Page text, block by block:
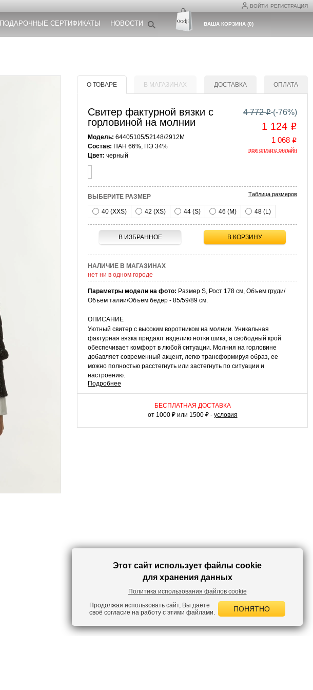
ВОЙТИ РЕГИСТРАЦИЯ
ПОДАРОЧНЫЕ СЕРТИФИКАТЫ НОВОСТИ ВАША КОРЗИНА(0)
О ТОВАРЕ В МАГАЗИНАХ ДОСТАВКА ОПЛАТА
Свитер фактурной вязки с
горловиной на молнии
Модель: 64405105/52148/2912M
Состав: ПАН 66%, ПЭ 34%
Цвет: черный
4 772o (-76%)
1 124 o
1 068 o
при оплате онлайн
ВЫБЕРИТЕ РАЗМЕР Таблица размеров
40 (XXS) 42 (XS) 44 (S) 46 (M) 48 (L)
В ИЗБРАННОЕ В КОРЗИНУ
НАЛИЧИЕ В МАГАЗИНАХ
нет ни в одном городе
Параметры модели на фото: Размер S, Рост 178 см, Объем груди/
Объем талии/Объем бедер - 85/59/89 см.
ОПИСАНИЕ
Уютный свитер с высоким воротником на молнии. Уникальная
фактурная вязка придают изделию нотки шика, а свободный крой
обеспечивает комфорт в любой ситуации. Молния на горловине
добавляет современный акцент, легко трансформируя образ, ее
можно полностью расстегнуть или застегнуть по ситуации и
настроению.
КАК НОСИТЬ
С таким свитером можно создать интересный и функциональный
ансамбль для прохладных дней. Он хорошо смотрится с
Подробнее
БЕСПЛАТНАЯ ДОСТАВКА
от 1000 ₽ или 1500 ₽ - условия
Этот сайт использует файлы cookie
для хранения данных
Политика использования файлов cookie
Продолжая использовать сайт, Вы даёте
своё согласие на работу с этими файлами.
ПОНЯТНО